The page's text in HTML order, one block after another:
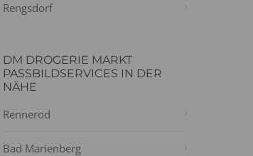
Rengsdorf
DM DROGERIE MARKT
PASSBILDSERVICES IN DER
NÄHE
Rennerod
Bad Marienberg